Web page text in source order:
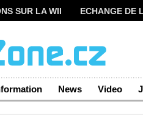
SUR LA WII
ECHANGE DE
News Video